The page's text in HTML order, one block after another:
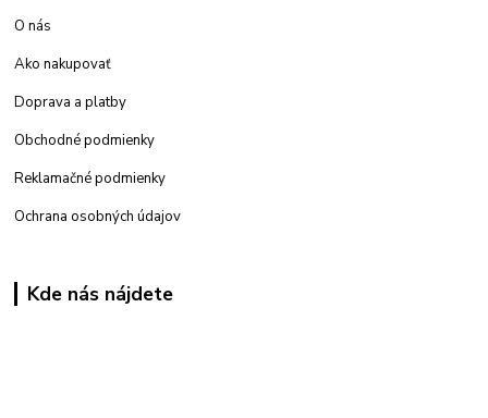
O nás
Ako nakupovať
Doprava a platby
Obchodné podmienky
Reklamačné podmienky
Ochrana osobných údajov
Kde nás nájdete